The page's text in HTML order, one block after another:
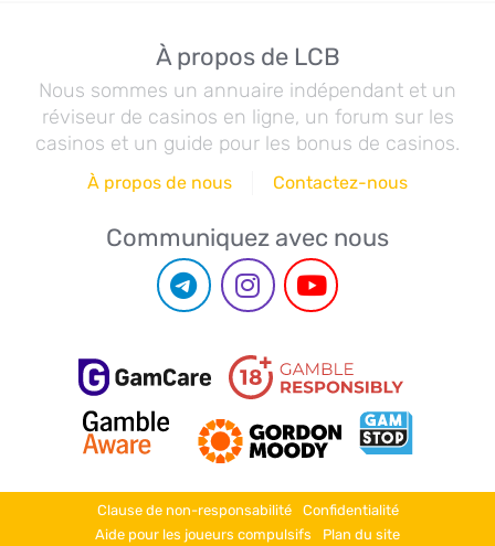
À propos de LCB
Nous sommes un annuaire indépendant et un
réviseur de casinos en ligne, un forum sur les
casinos et un guide pour les bonus de casinos.
À propos de nous Contactez-nous
Communiquez avec nous
Clause de non-responsabilité
Confidentialité
Aide pour les joueurs compulsifs
Plan du site